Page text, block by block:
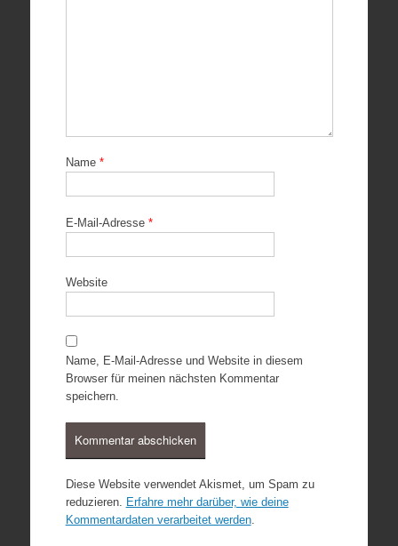
Name *
E-Mail-Adresse *
Website
Name, E-Mail-Adresse und Website in diesem
Browser für meinen nächsten Kommentar
speichern.
Diese Website verwendet Akismet, um Spam zu
reduzieren. Erfahre mehr darüber, wie deine
Kommentardaten verarbeitet werden.